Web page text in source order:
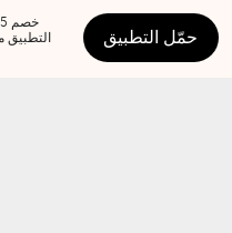
حمّل التطبيق